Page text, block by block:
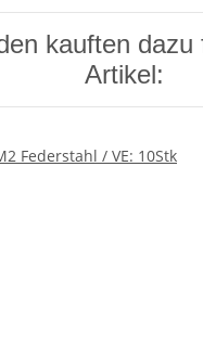
kauften dazu
Artikel: